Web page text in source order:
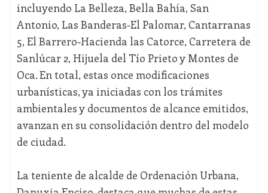
incluyendo La Belleza, Bella Bahía, San
Antonio, Las Banderas-El Palomar, Cantarranas
5, El Barrero-Hacienda las Catorce, Carretera de
Sanlúcar 2, Hijuela del Tío Prieto y Montes de
Oca. En total, estas once modificaciones
urbanísticas, ya iniciadas con los trámites
ambientales y documentos de alcance emitidos,
avanzan en su consolidación dentro del modelo
de ciudad.
La teniente de alcalde de Ordenación Urbana,